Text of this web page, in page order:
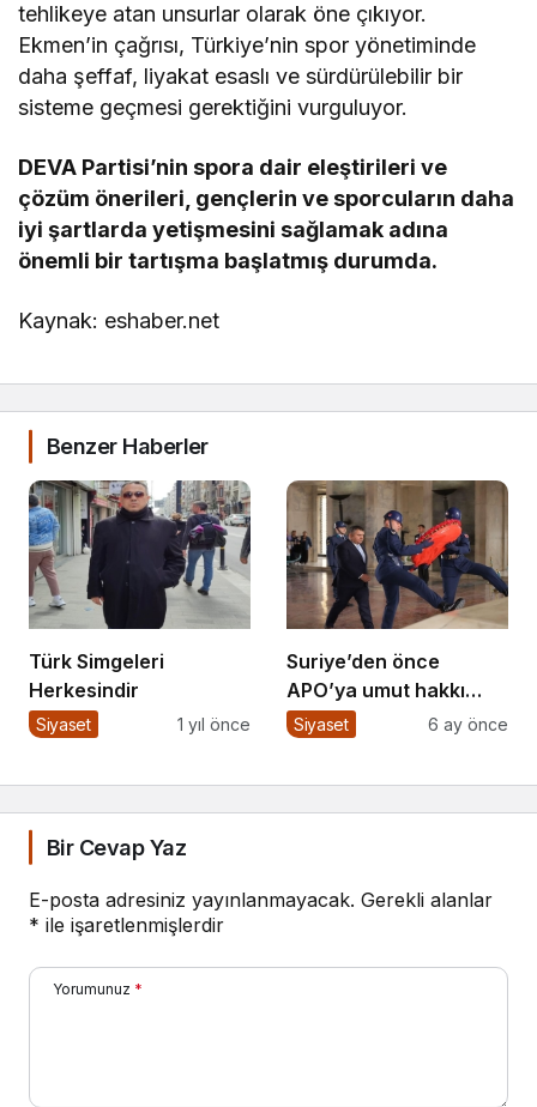
tehlikeye atan unsurlar olarak öne çıkıyor.
Ekmen’in çağrısı, Türkiye’nin spor yönetiminde
daha şeffaf, liyakat esaslı ve sürdürülebilir bir
sisteme geçmesi gerektiğini vurguluyor.
DEVA Partisi’nin spora dair eleştirileri ve
çözüm önerileri, gençlerin ve sporcuların daha
iyi şartlarda yetişmesini sağlamak adına
önemli bir tartışma başlatmış durumda.
Kaynak: eshaber.net
Benzer Haberler
Türk Simgeleri
Herkesindir
Siyaset 1 yıl önce
Suriye’den önce
APO’ya umut hakkı
yok! Suriye
Siyaset 6 ay önce
Bir Cevap Yaz
E-posta adresiniz yayınlanmayacak. Gerekli alanlar
* ile işaretlenmişlerdir
Yorumunuz *